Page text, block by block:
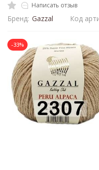
Написать отзыв
Бренд: Gazzal Код
-33%